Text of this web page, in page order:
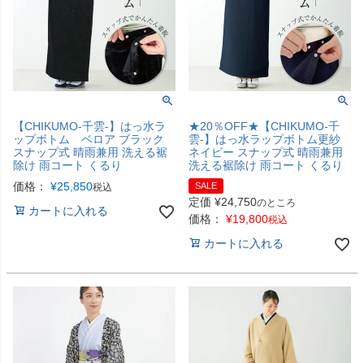
【CHIKUMO-千雲-】はっ水ラ
ップボトム ベロア ブラック
スナップ式 晴雨兼用 洗える裾
除け 雨コート くるり
価格：
¥25,850税込
カートに入れる
★20％OFF★【CHIKUMO-千
雲-】はっ水ラップボトム更紗
ネイビー スナップ式 晴雨兼用
洗える裾除け 雨コート くるり
SALE
定価 ¥24,750のところ
価格： ¥19,800税込
カートに入れる